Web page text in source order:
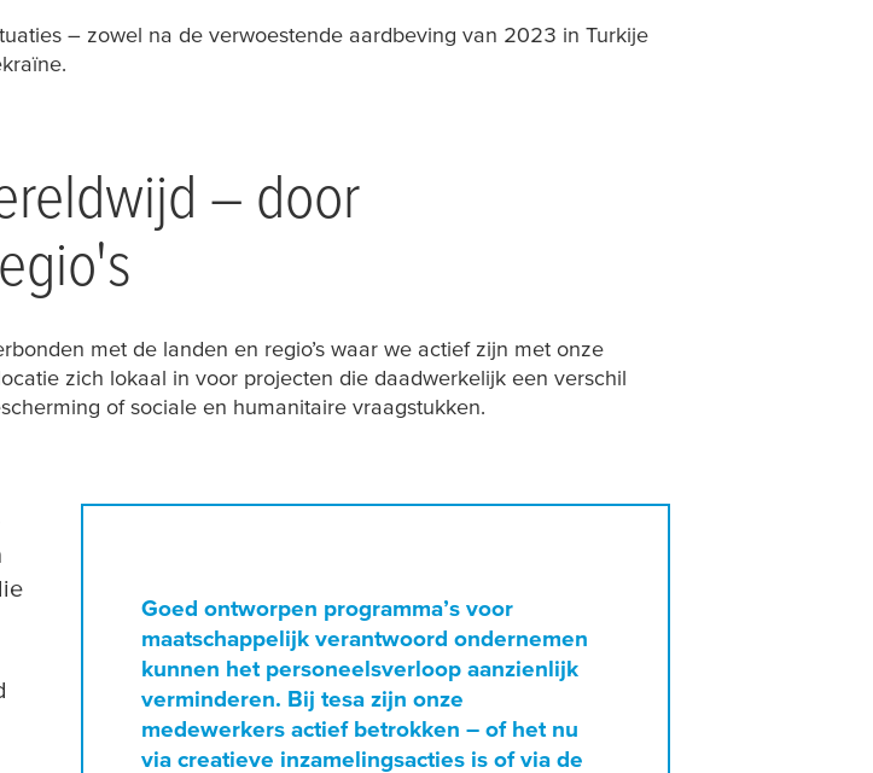
– zowel na de verwoestende aardbeving van 2023 in Turkije
– door
met de landen en regio’s waar we actief zijn met onze
zich lokaal in voor projecten die daadwerkelijk een verschil
of sociale en humanitaire vraagstukken.
Goed ontworpen programma’s voor
maatschappelijk verantwoord ondernemen
kunnen het personeelsverloop aanzienlijk
verminderen. Bij tesa zijn onze
medewerkers actief betrokken – of het nu
via creatieve inzamelingsacties is of via de